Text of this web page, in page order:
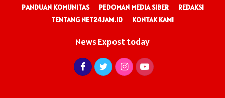
PANDUAN KOMUNITAS
PEDOMAN MEDIA SIBER
REDAKSI
TENTANG NET24JAM.ID
KONTAK KAMI
News Expost today